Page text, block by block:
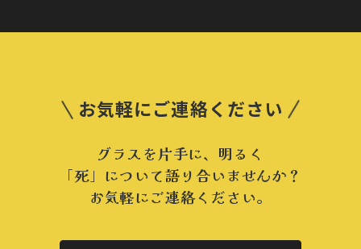
お気軽にご連絡ください
グラスを片手に、明るく
「死」について語り合いませんか？
お気軽にご連絡ください。